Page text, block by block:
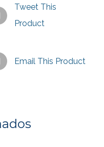
Tweet This
Product
Email This Product